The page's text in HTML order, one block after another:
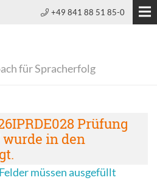
+49 841 88 51 85-0
für Spracherfolg
Prüfung
wurde in den
müssen ausgefüllt